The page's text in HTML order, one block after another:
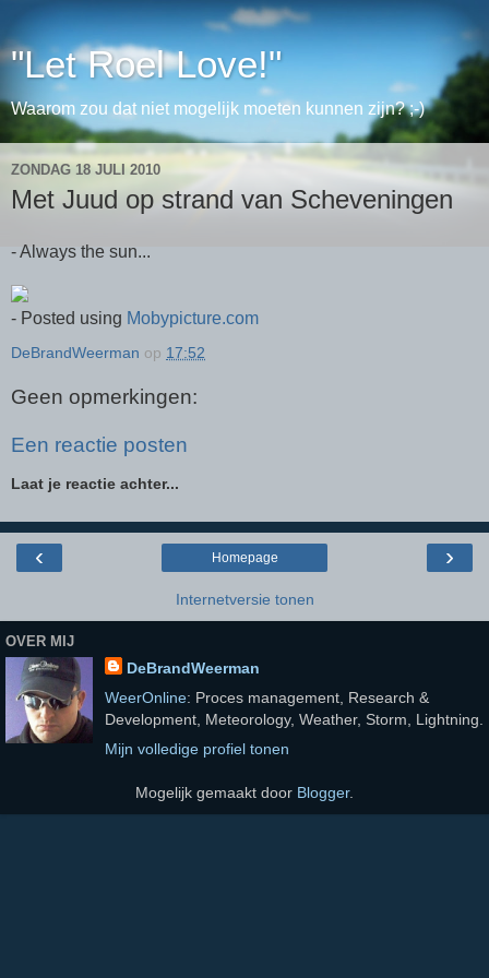
"Let Roel Love!"
Waarom zou dat niet mogelijk moeten kunnen zijn? ;-)
ZONDAG 18 JULI 2010
Met Juud op strand van Scheveningen
- Always the sun...
- Posted using Mobypicture.com
DeBrandWeerman op 17:52
Geen opmerkingen:
Een reactie posten
Laat je reactie achter...
‹ ›
Homepage
Internetversie tonen
OVER MIJ
DeBrandWeerman
WeerOnline: Proces management, Research &
Development, Meteorology, Weather, Storm, Lightning.
Mijn volledige profiel tonen
Mogelijk gemaakt door Blogger.